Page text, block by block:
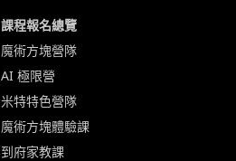
課程報名總覽
魔術方塊營隊
AI 極限營
米特特色營隊
魔術方塊體驗課
到府家教課